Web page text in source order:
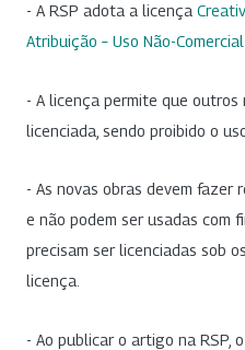
- A RSP adota a licença
Atribuição – Uso Não-Comercial
- A licença permite que outros
licenciada, sendo proibido o
- As novas obras devem fazer
e não podem ser usadas com
precisam ser licenciadas sob
licença.
- Ao publicar o artigo na RSP,